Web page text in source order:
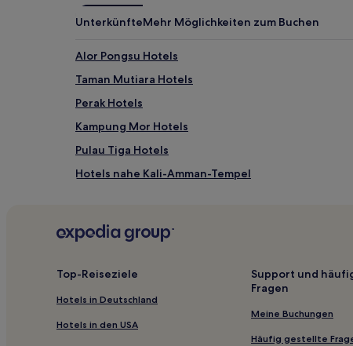
Bedingungen
UnterkünfteMehr Möglichkeiten zum Buchen
Alor Pongsu Hotels
Taman Mutiara Hotels
Perak Hotels
Kampung Mor Hotels
Pulau Tiga Hotels
Hotels nahe Kali-Amman-Tempel
Distrikt Batang Padang: Hotels
Ipoh Hotels
Top-Reiseziele
Hotels in Deutschland
Hotels in den USA
Support und
Fragen
Meine Buchungen
Häufig gestellte